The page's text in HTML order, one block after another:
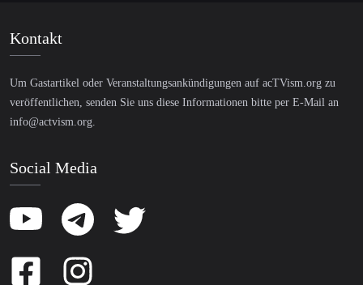
Kontakt
Um Gastartikel oder Veranstaltungsankündigungen auf acTVism.org zu
veröffentlichen, senden Sie uns diese Informationen bitte per E-Mail an
info@actvism.org.
Social Media